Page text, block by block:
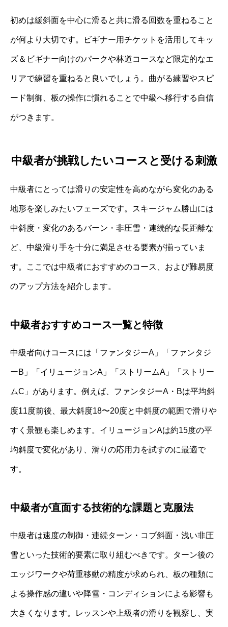
初めは緩斜面を中心に滑ると共に滑る回数を重ねること
が何より大切です。ビギナー用チケットを活用してキッ
ズ＆ビギナー向けのパークや林道コースなど限定的なエ
リアで練習を重ねると良いでしょう。曲がる練習やスピ
ード制御、板の操作に慣れることで中級へ移行する自信
がつきます。
中級者が挑戦したいコースと受ける刺激
中級者にとっては滑りの安定性を高めながら変化のある
地形を楽しみたいフェーズです。スキージャム勝山には
中斜度・変化のあるバーン・非圧雪・連続的な長距離な
ど、中級滑り手を十分に満足させる要素が揃っていま
す。ここでは中級者におすすめのコース、および難易度
のアップ方法を紹介します。
中級者おすすめコース一覧と特徴
中級者向けコースには「ファンタジーA」「ファンタジ
ーB」「イリュージョンA」「ストリームA」「ストリー
ムC」があります。例えば、ファンタジーA・Bは平均斜
度11度前後、最大斜度18〜20度と中斜度の範囲で滑りや
すく景観も楽しめます。イリュージョンAは約15度の平
均斜度で変化があり、滑りの応用力を試すのに最適で
す。
中級者が直面する技術的な課題と克服法
中級者は速度の制御・連続ターン・コブ斜面・浅い非圧
雪といった技術的要素に取り組むべきです。ターン後の
エッジワークや荷重移動の精度が求められ、板の種類に
よる操作感の違いや降雪・コンディションによる影響も
大きくなります。レッスンや上級者の滑りを観察し、実